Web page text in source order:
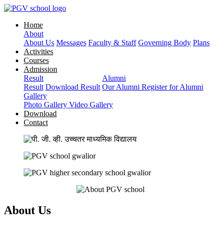
Home
About
About Us Messages Faculty & Staff Governing Body Plans
Activities
Courses
Admission
Result
Result Download Result
Alumni
Our Alumni Register for Alumni
Gallery
Photo Gallery Video Gallery
Download
Contact
About Us